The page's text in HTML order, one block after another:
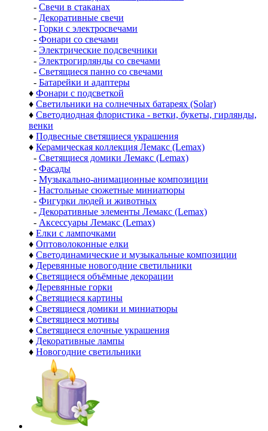
- Свечи в стаканах
- Декоративные свечи
- Горки с электросвечами
- Фонари со свечами
- Электрические подсвечники
- Электрогирлянды со свечами
- Светящиеся панно со свечами
- Батарейки и адаптеры
♦ Фонари с подсветкой
♦ Светильники на солнечных батареях (Solar)
♦ Светодиодная флористика - ветки, букеты, гирлянды,
венки
♦ Подвесные светящиеся украшения
♦ Керамическая коллекция Лемакс (Lemax)
- Светящиеся домики Лемакс (Lemax)
- Фасады
- Музыкально-анимационные композиции
- Настольные сюжетные миниатюры
- Фигурки людей и животных
- Декоративные элементы Лемакс (Lemax)
- Аксессуары Лемакс (Lemax)
♦ Елки с лампочками
♦ Оптоволоконные елки
♦ Светодинамические и музыкальные композиции
♦ Деревянные новогодние светильники
♦ Светящиеся объёмные декорации
♦ Деревянные горки
♦ Светящиеся картины
♦ Светящиеся домики и миниатюры
♦ Светящиеся мотивы
♦ Светящиеся елочные украшения
♦ Декоративные лампы
♦ Новогодние светильники